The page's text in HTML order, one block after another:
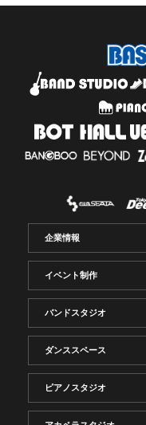
企業情報
イベント制作
バンドスタジオ
ダンススペース
ピアノスタジオ